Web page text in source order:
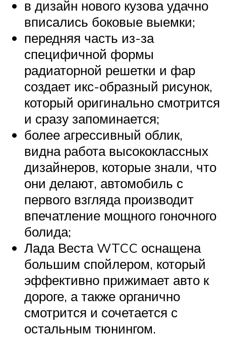
в дизайн нового кузова удачно
вписались боковые выемки;
передняя часть из-за
специфичной формы
радиаторной решетки и фар
создает икс-образный рисунок,
который оригинально смотрится
и сразу запоминается;
более агрессивный облик,
видна работа высококлассных
дизайнеров, которые знали, что
они делают, автомобиль с
первого взгляда производит
впечатление мощного гоночного
болида;
Лада Веста WTCC оснащена
большим спойлером, который
эффективно прижимает авто к
дороге, а также органично
смотрится и сочетается с
остальным тюнингом.